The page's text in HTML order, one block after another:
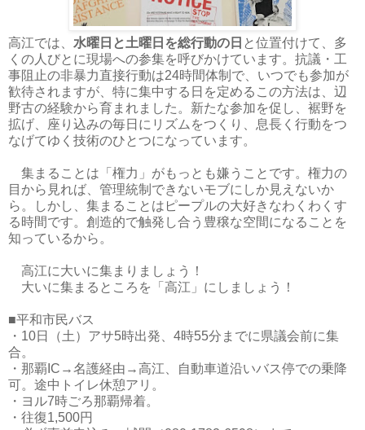
高江では、 水曜日と土曜日を総行動の日 と位置付けて、多
くの人びとに現場への参集を呼びかけています。抗議・工
事阻止の非暴力直接行動は24時間体制で、いつでも参加が
歓待されますが、特に集中する日を定めるこの方法は、辺
野古の経験から育まれました。新たな参加を促し、裾野を
拡げ、座り込みの毎日にリズムをつくり、息長く行動をつ
なげてゆく技術のひとつになっています。
集まることは「権力」がもっとも嫌うことです。権力の
目から見れば、管理統制できないモブにしか見えないか
ら。しかし、集まることはピープルの大好きなわくわくす
る時間です。創造的で触発し合う豊穣な空間になることを
知っているから。
高江に大いに集まりましょう！
大いに集まるところを「高江」にしましょう！
■平和市民バス
・10日（土）アサ5時出発、4時55分までに県議会前に集
合。
・那覇IC→名護経由→高江、自動車道沿いバス停での乗降
可。途中トイレ休憩アリ。
・ヨル7時ごろ那覇帰着。
・往復1,500円